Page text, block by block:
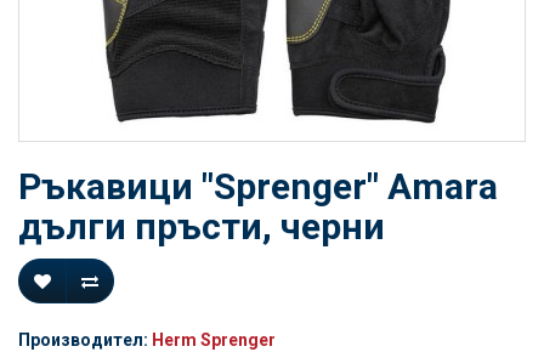
Ръкавици "Sprenger" Amara
дълги пръсти, черни
Производител: Herm Sprenger